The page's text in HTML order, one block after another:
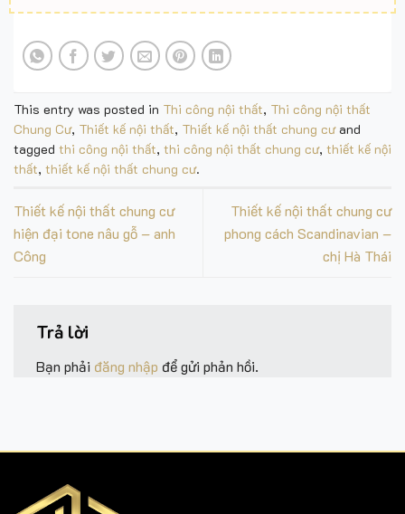
This entry was posted in Thi công nội thất, Thi công nội thất
Chung Cư, Thiết kế nội thất, Thiết kế nội thất chung cưand
tagged thi công nội thất, thi công nội thất chung cư, thiết kế nội
thất, thiết kế nội thất chung cư.
Thiết kế nội thất chung cư
hiện đại tone nâu gỗ – anh
Công
Thiết kế nội thất chung cư
phong cách Scandinavian –
chị Hà Thái
Trả lời
Bạn phải đăng nhập để gửi phản hồi.